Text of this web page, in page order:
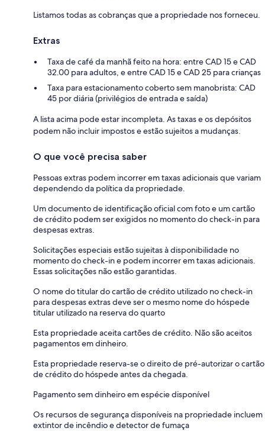
Listamos todas as cobranças que a propriedade nos forneceu.
Extras
Taxa de café da manhã feito na hora: entre CAD 15 e CAD
32.00 para adultos, e entre CAD 15 e CAD 25 para crianças
Taxa para estacionamento coberto sem manobrista: CAD
45 por diária (privilégios de entrada e saída)
A lista acima pode estar incompleta. As taxas e os depósitos
podem não incluir impostos e estão sujeitos a mudanças.
O que você precisa saber
Pessoas extras podem incorrer em taxas adicionais que variam
dependendo da política da propriedade.
Um documento de identificação oficial com foto e um cartão
de crédito podem ser exigidos no momento do check-in para
despesas extras.
Solicitações especiais estão sujeitas à disponibilidade no
momento do check-in e podem incorrer em taxas adicionais.
Essas solicitações não estão garantidas.
O nome do titular do cartão de crédito utilizado no check-in
para despesas extras deve ser o mesmo nome do hóspede
titular utilizado na reserva do quarto
Esta propriedade aceita cartões de crédito. Não são aceitos
pagamentos em dinheiro.
Esta propriedade reserva-se o direito de pré-autorizar o cartão
de crédito do hóspede antes da chegada.
Pagamento sem dinheiro em espécie disponível
Os recursos de segurança disponíveis na propriedade incluem
extintor de incêndio e detector de fumaça